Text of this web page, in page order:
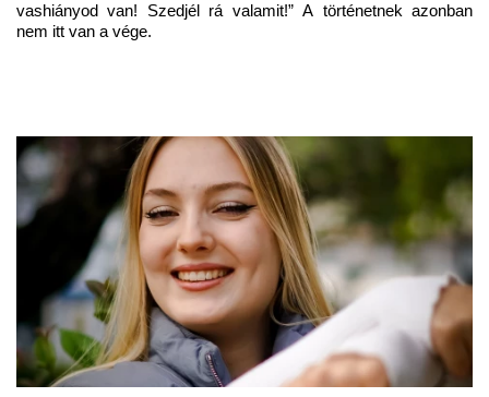
vashiányod van! Szedjél rá valamit!” A történetnek azonban
nem itt van a vége.